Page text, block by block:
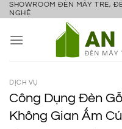
Bỏ
nội
SHOWROOM ĐÈN MÂY TRE,
NGHỆ
DỊCH VỤ
Công Dụng Đèn
Không Gian Ấm